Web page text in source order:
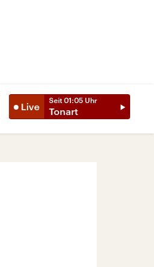
Live
Seit 01:05 Uhr
Tonart